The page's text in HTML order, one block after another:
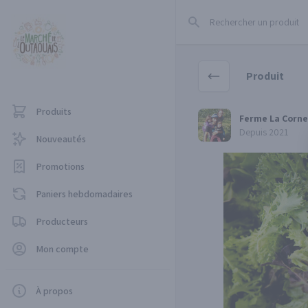
Produits
Nouveautés
Promotions
Paniers hebdomadaires
Producteurs
Mon compte
À propos
Produit
Ferme La Corne
Ferme La
Depuis 2021